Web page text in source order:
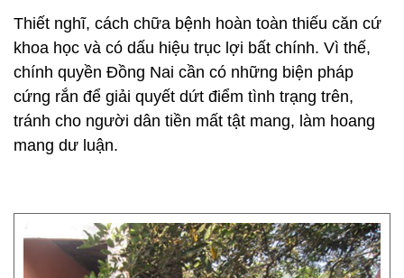
Thiết nghĩ, cách chữa bệnh hoàn toàn thiếu căn cứ
khoa học và có dấu hiệu trục lợi bất chính. Vì thế,
chính quyền Đồng Nai cần có những biện pháp
cứng rắn để giải quyết dứt điểm tình trạng trên,
tránh cho người dân tiền mất tật mang, làm hoang
mang dư luận.